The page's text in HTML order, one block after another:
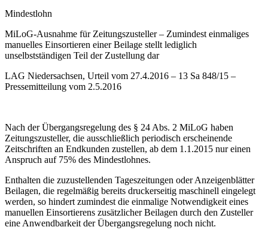
Mindestlohn
MiLoG-Ausnahme für Zeitungszusteller – Zumindest einmaliges
manuelles Einsortieren einer Beilage stellt lediglich
unselbstständigen Teil der Zustellung dar
LAG Niedersachsen, Urteil vom 27.4.2016 – 13 Sa 848/15 –
Pressemitteilung vom 2.5.2016
Nach der Übergangsregelung des § 24 Abs. 2 MiLoG haben
Zeitungszusteller, die ausschließlich periodisch erscheinende
Zeitschriften an Endkunden zustellen, ab dem 1.1.2015 nur einen
Anspruch auf 75% des Mindestlohnes.
Enthalten die zuzustellenden Tageszeitungen oder Anzeigenblätter
Beilagen, die regelmäßig bereits druckerseitig maschinell eingelegt
werden, so hindert zumindest die einmalige Notwendigkeit eines
manuellen Einsortierens zusätzlicher Beilagen durch den Zusteller
eine Anwendbarkeit der Übergangsregelung noch nicht.